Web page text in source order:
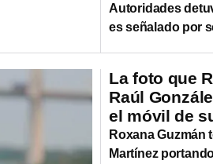
Autoridades
es señalado por
La foto que
Raúl
el móvil de
Roxana Guzmán
Martínez